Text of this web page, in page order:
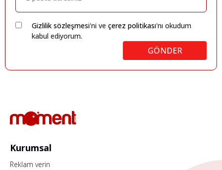
Gizlilik sözleşmesi'ni ve çerez politikası'nı okudum
kabul ediyorum.
GÖNDER
Kurumsal
Reklam verin